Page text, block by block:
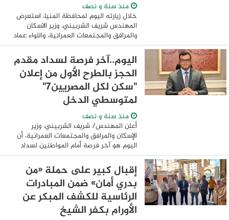
منذ سنة و نصف
خلال زيارته اليوم لمحافظة المنيا، استعرض
المهندس شريف الشربيني، وزير الاسكان
والمرافق والمجتمعات العمرانية، واللواء عماد
كدواني، محافظ المنيا، سير العمل
بمنظومتي مياه الشرب والصرف الصحي
والمشروعات ...
اليوم..آخر فرصة لسداد مقدم
الحجز بالطرح الأول من إعلان
"سكن لكل المصريين7"
لمتوسطي الدخل
منذ سنة و نصف
أعلن المهندس/ شريف الشربيني، وزير
الإسكان والمرافق والمجتمعات العمرانية، أن
اليوم هو آخر فرصة أمام المواطنين لسداد
مقدم جدية الحجز والمصروفات الإدارية
ورسوم التسجيل بمكاتب البريد المميكن لحجز
وحدة ...
إقبال كبير على حملة «من
بدري أمان» ضمن المبادرات
الرئاسية للكشف المبكر عن
الأورام بكفر الشيخ